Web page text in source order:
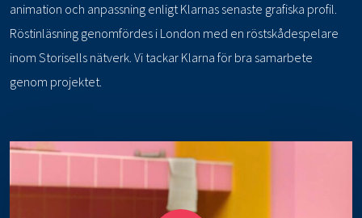
animation och anpassning enligt Klarnas senaste grafiska profil.
Röstinläsning genomfördes i London med en röstskådespelare
inom Storisells nätverk. Vi tackar Klarna för bra samarbete
genom projektet.
Play Video